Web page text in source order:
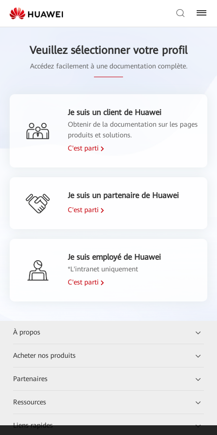
Veuillez sélectionner votre profil
Accédez facilement à une documentation complète.
Je suis un client de Huawei
Obtenir de la documentation sur les pages
produits et solutions.
C'est parti
Je suis un partenaire de Huawei
C'est parti
Je suis employé de Huawei
*L'intranet uniquement
C'est parti
À propos
Acheter nos produits
Partenaires
Ressources
Liens rapides